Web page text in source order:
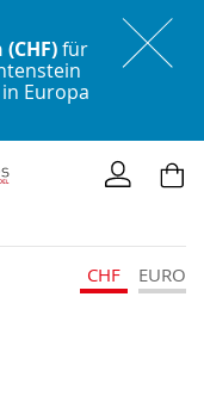
für
Europa
CHF EURO